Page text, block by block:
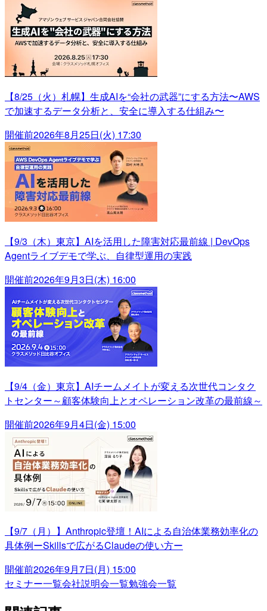
【8/25（火）札幌】生成AIを“会社の武器”にする方法〜AWS
で加速するデータ分析と、安全に導入する仕組み〜
開催前2026年8月25日(火) 17:30
【9/3（木）東京】AIを活用した障害対応最前線 | DevOps
Agentライブデモで学ぶ、自律型運用の実践
開催前2026年9月3日(木) 16:00
【9/4（金）東京】AIチームメイトが変える次世代コンタク
トセンター～顧客体験向上とオペレーション改革の最前線～
開催前2026年9月4日(金) 15:00
【9/7（月）】Anthropic登壇！AIによる自治体業務効率化の
具体例ーSkillsで広がるClaudeの使い方ー
開催前2026年9月7日(月) 15:00
セミナー一覧会社説明会一覧勉強会一覧